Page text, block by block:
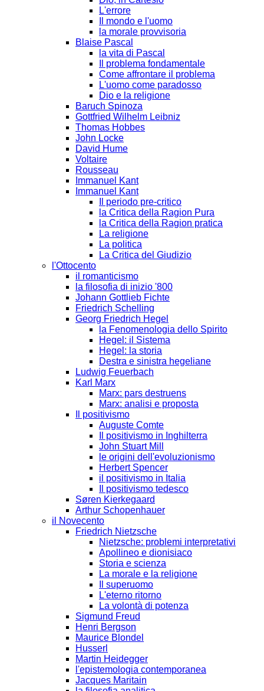
L'errore
Il mondo e l'uomo
la morale provvisoria
Blaise Pascal
la vita di Pascal
Il problema fondamentale
Come affrontare il problema
L'uomo come paradosso
Dio e la religione
Baruch Spinoza
Gottfried Wilhelm Leibniz
Thomas Hobbes
John Locke
David Hume
Voltaire
Rousseau
Immanuel Kant
Immanuel Kant
Il periodo pre-critico
la Critica della Ragion Pura
la Critica della Ragion pratica
La religione
La politica
La Critica del Giudizio
l'Ottocento
il romanticismo
la filosofia di inizio '800
Johann Gottlieb Fichte
Friedrich Schelling
Georg Friedrich Hegel
la Fenomenologia dello Spirito
Hegel: il Sistema
Hegel: la storia
Destra e sinistra hegeliane
Ludwig Feuerbach
Karl Marx
Marx: pars destruens
Marx: analisi e proposta
Il positivismo
Auguste Comte
Il positivismo in Inghilterra
John Stuart Mill
le origini dell'evoluzionismo
Herbert Spencer
il positivismo in Italia
Il positivismo tedesco
Søren Kierkegaard
Arthur Schopenhauer
il Novecento
Friedrich Nietzsche
Nietzsche: problemi interpretativi
Apollineo e dionisiaco
Storia e scienza
La morale e la religione
Il superuomo
L'eterno ritorno
La volontà di potenza
Sigmund Freud
Henri Bergson
Maurice Blondel
Husserl
Martin Heidegger
l'epistemologia contemporanea
Jacques Maritain